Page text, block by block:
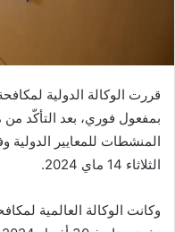
قررت الوكالة الدولية
بمفعول فوري، بعد التأكّد من
المنشطات للمعايير الدولية
الثلاثاء 14 ماي 2024.
وكانت الوكالة العالمية